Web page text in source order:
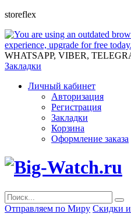
storeflex
WHATSAPP, VIBER,
Закладки
Личный кабинет
Авторизация
Регистрация
Закладки
Корзина
Оформление заказа
Отправляем по Миру Скидки